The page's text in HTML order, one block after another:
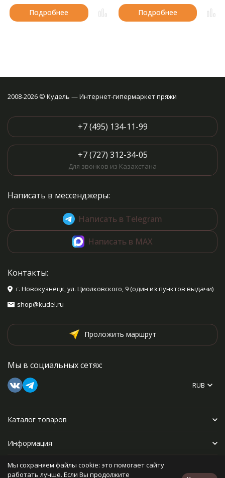
Подробнее Подробнее
2008-2026 © Кудель — Интернет-гипермаркет пряжи
+7 (495) 134-11-99
+7 (727) 312-34-05
Для звонков из Казахстана
Написать в мессенджеры:
Написать в Telegram
Написать в MAX
Контакты:
г. Новокузнецк, ул. Циолковского, 9 (один из пунктов выдачи)
shop@kudel.ru
Проложить маршрут
Мы в социальных сетях:
RUB
Каталог товаров
Информация
Прочее
Мы сохраняем файлы cookie: это помогает сайту
работать лучше. Если Вы продолжите